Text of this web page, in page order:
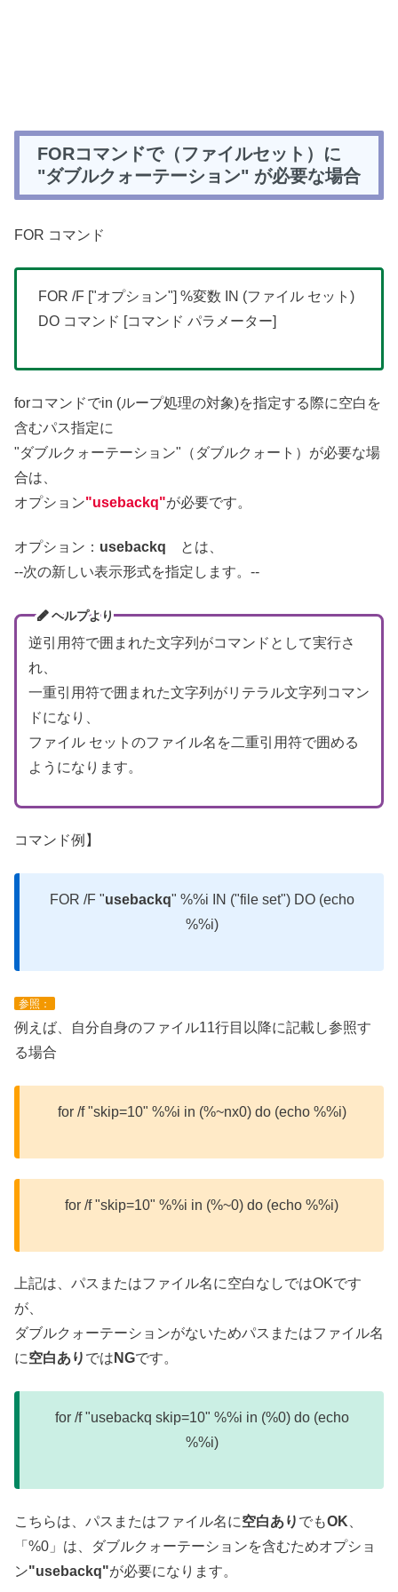
FORコマンドで（ファイルセット）に
"ダブルクォーテーション" が必要な場合
FOR コマンド
FOR /F ["オプション"] %変数 IN (ファイル セット)
DO コマンド [コマンド パラメーター]
forコマンドでin (ループ処理の対象)を指定する際に空白を
含むパス指定に
"ダブルクォーテーション"（ダブルクォート）が必要な場
合は、
オプション"usebackq"が必要です。
オプション： usebackq とは、
--次の新しい表示形式を指定します。--
ヘルプより
逆引用符で囲まれた文字列がコマンドとして実行さ
れ、
一重引用符で囲まれた文字列がリテラル文字列コマン
ドになり、
ファイル セットのファイル名を二重引用符で囲める
ようになります。
コマンド例】
FOR /F "usebackq" %%i IN ("file set") DO (echo
%%i)
参照：
例えば、自分自身のファイル11行目以降に記載し参照す
る場合
for /f "skip=10" %%i in (%~nx0) do (echo %%i)
for /f "skip=10" %%i in (%~0) do (echo %%i)
上記は、パスまたはファイル名に空白なしではOKです
が、
ダブルクォーテーションがないためパスまたはファイル名
に空白あり では NGです。
for /f "usebackq skip=10" %%i in (%0) do (echo
%%i)
こちらは、パスまたはファイル名に空白あり でもOK
「%0」は、ダブルクォーテーションを含むためオプショ
ン"usebackq"が必要になります。